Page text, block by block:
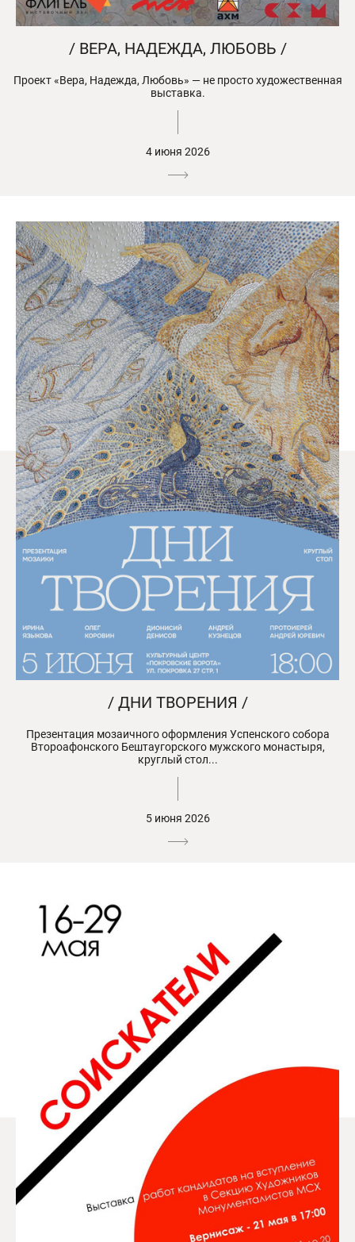
/ ВЕРА, НАДЕЖДА, ЛЮБОВЬ /
Проект «Вера, Надежда, Любовь» — не просто художественная
выставка.
4 июня 2026
/ ДНИ ТВОРЕНИЯ /
Презентация мозаичного оформления Успенского собора
Второафонского Бештаугорского мужского монастыря,
круглый стол...
5 июня 2026